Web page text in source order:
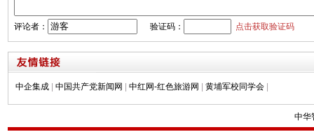
评论者： 验证码： 点击获取验证码
中企集成 | 中国共产党新闻网 | 中红网-红色旅游网 | 黄埔军校同学会 |
中华